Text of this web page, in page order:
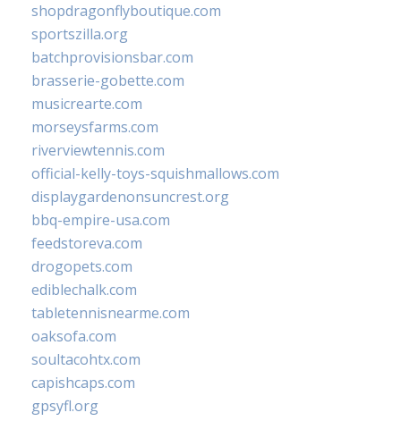
shopdragonflyboutique.com
sportszilla.org
batchprovisionsbar.com
brasserie-gobette.com
musicrearte.com
morseysfarms.com
riverviewtennis.com
official-kelly-toys-squishmallows.com
displaygardenonsuncrest.org
bbq-empire-usa.com
feedstoreva.com
drogopets.com
ediblechalk.com
tabletennisnearme.com
oaksofa.com
soultacohtx.com
capishcaps.com
gpsyfl.org